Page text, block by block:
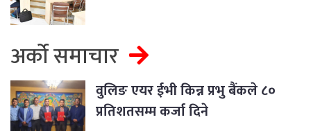
अर्को समाचार
वुलिङ एयर ईभी किन्न प्रभु बैंकले ८०
प्रतिशतसम्म कर्जा दिने